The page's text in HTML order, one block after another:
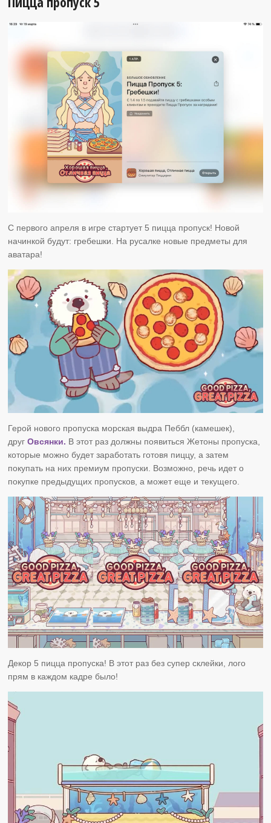
С первого апреля в игре стартует 5 пицца пропуск! Новой
начинкой будут: гребешки. На русалке новые предметы для
аватара!
Герой нового пропуска морская выдра Пеббл (камешек),
другОвсянки. В этот раз должны появиться Жетоны пропуска,
которые можно будет заработать готовя пиццу, а затем
покупать на них премиум пропуски. Возможно, речь идет о
покупке предыдущих пропусков, а может еще и текущего.
Декор 5 пицца пропуска! В этот раз без супер склейки, лого
прям в каждом кадре было!